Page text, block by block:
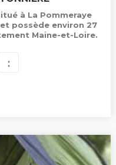
à La Pommeraye
possède environ 27
Maine-et-Loire.